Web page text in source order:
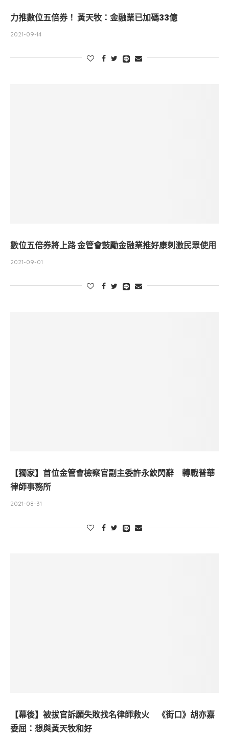
力推數位五倍券！ 黃天牧：金融業已加碼33億
2021-09-14
數位五倍券將上路 金管會鼓勵金融業推好康刺激民眾使用
2021-09-01
【獨家】首位金管會檢察官副主委許永欽閃辭 轉戰普華
律師事務所
2021-08-31
【幕後】被拔官訴願失敗找名律師救火 《街口》胡亦嘉
委屈：想與黃天牧和好